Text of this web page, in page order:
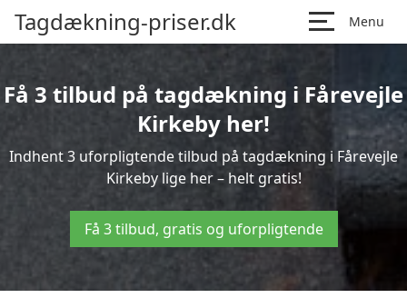
Tagdækning-priser.dk Menu
Få 3 tilbud på tagdækning i Fårevejle
Kirkeby her!
Indhent 3 uforpligtende tilbud på tagdækning i Fårevejle
Kirkeby lige her – helt gratis!
Få 3 tilbud, gratis og uforpligtende